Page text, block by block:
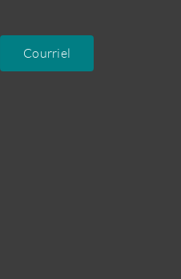
Courriel